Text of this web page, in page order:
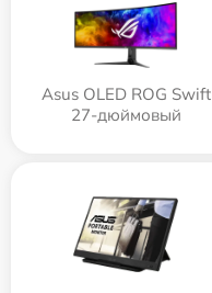
Asus OLED ROG Swift
27-дюймовый